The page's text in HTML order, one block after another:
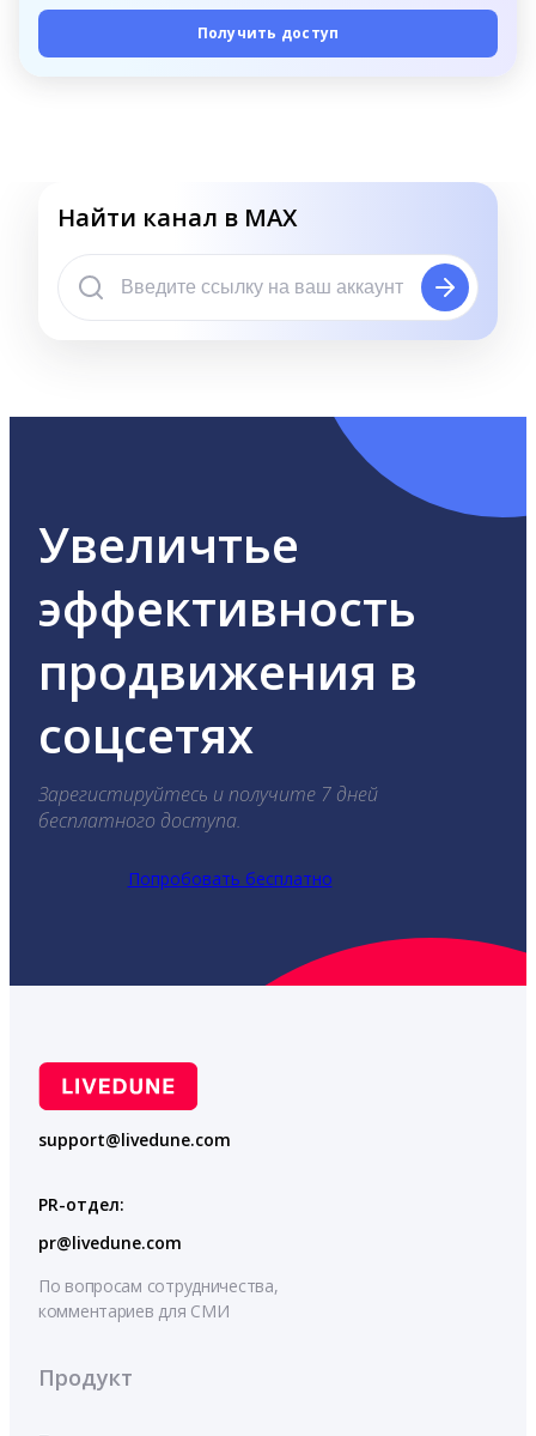
Получить доступ
Найти канал в MAX
Увеличтье
эффективность
продвижения в
соцсетях
Зарегистируйтесь и получите 7 дней
бесплатного доступа.
Попробовать бесплатно
support@livedune.com
PR-отдел:
pr@livedune.com
По вопросам сотрудничества,
комментариев для СМИ
Продукт